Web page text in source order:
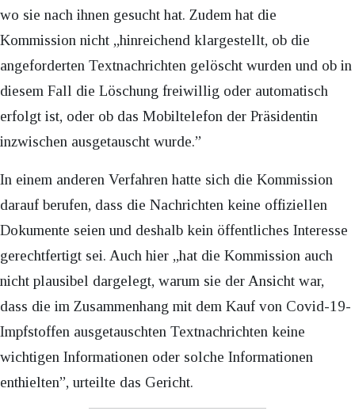
wo sie nach ihnen gesucht hat. Zudem hat die
Kommission nicht „hinreichend klargestellt, ob die
angeforderten Textnachrichten gelöscht wurden und ob in
diesem Fall die Löschung freiwillig oder automatisch
erfolgt ist, oder ob das Mobiltelefon der Präsidentin
inzwischen ausgetauscht wurde.”
In einem anderen Verfahren hatte sich die Kommission
darauf berufen, dass die Nachrichten keine offiziellen
Dokumente seien und deshalb kein öffentliches Interesse
gerechtfertigt sei. Auch hier „hat die Kommission auch
nicht plausibel dargelegt, warum sie der Ansicht war,
dass die im Zusammenhang mit dem Kauf von Covid-19-
Impfstoffen ausgetauschten Textnachrichten keine
wichtigen Informationen oder solche Informationen
enthielten”, urteilte das Gericht.